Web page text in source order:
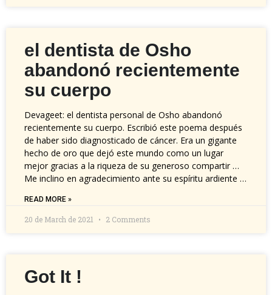
el dentista de Osho
abandonó recientemente
su cuerpo
Devageet: el dentista personal de Osho abandonó
recientemente su cuerpo. Escribió este poema después
de haber sido diagnosticado de cáncer. Era un gigante
hecho de oro que dejó este mundo como un lugar
mejor gracias a la riqueza de su generoso compartir …
Me inclino en agradecimiento ante su espíritu ardiente …
READ MORE »
20 de March de 2021 2 Comments
Got It !